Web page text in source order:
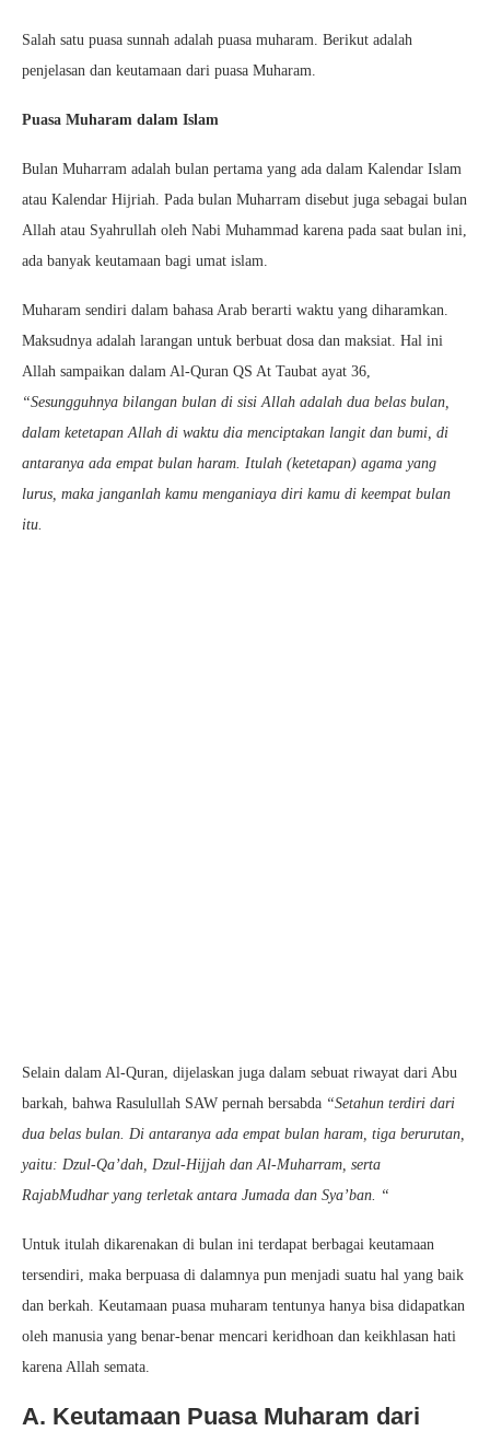
Salah satu puasa sunnah adalah puasa muharam. Berikut adalah
penjelasan dan keutamaan dari puasa Muharam.
Puasa Muharam dalam Islam
Bulan Muharram adalah bulan pertama yang ada dalam Kalendar Islam
atau Kalendar Hijriah. Pada bulan Muharram disebut juga sebagai bulan
Allah atau Syahrullah oleh Nabi Muhammad karena pada saat bulan ini,
ada banyak keutamaan bagi umat islam.
Muharam sendiri dalam bahasa Arab berarti waktu yang diharamkan.
Maksudnya adalah larangan untuk berbuat dosa dan maksiat. Hal ini
Allah sampaikan dalam Al-Quran QS At Taubat ayat 36,
“Sesungguhnya bilangan bulan di sisi Allah adalah dua belas bulan,
dalam ketetapan Allah di waktu dia menciptakan langit dan bumi, di
antaranya ada empat bulan haram. Itulah (ketetapan) agama yang
lurus, maka janganlah kamu menganiaya diri kamu di keempat bulan
itu.
Selain dalam Al-Quran, dijelaskan juga dalam sebuat riwayat dari Abu
barkah, bahwa Rasulullah SAW pernah bersabda “Setahun terdiri dari
dua belas bulan. Di antaranya ada empat bulan haram, tiga berurutan,
yaitu: Dzul-Qa’dah, Dzul-Hijjah dan Al-Muharram, serta
RajabMudhar yang terletak antara Jumada dan Sya’ban. “
Untuk itulah dikarenakan di bulan ini terdapat berbagai keutamaan
tersendiri, maka berpuasa di dalamnya pun menjadi suatu hal yang baik
dan berkah. Keutamaan puasa muharam tentunya hanya bisa didapatkan
oleh manusia yang benar-benar mencari keridhoan dan keikhlasan hati
karena Allah semata.
A. Keutamaan Puasa Muharam dari